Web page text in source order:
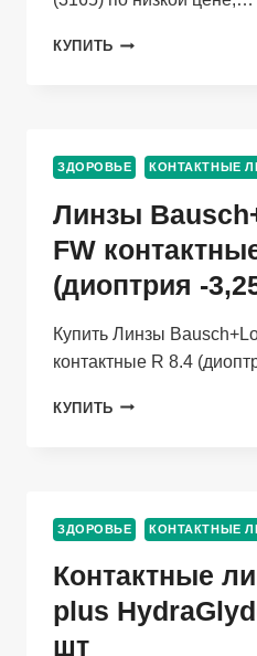
КУПИТЬ ОЧКИ
(3165)
ЗДОРОВЬЕ КОНТАКТНЫЕ
Линзы
FW
(диоптрия -
Купить Линзы
контактные R 8.4
КУПИТЬ ЛИНЗЫ
8.4
-3,25),
4
ШТ
ЗДОРОВЬЕ КОНТАКТНЫЕ
Контактные
plus
шт